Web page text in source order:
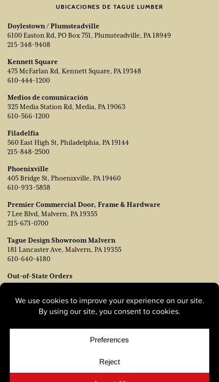
UBICACIONES DE TAGUE LUMBER
Doylestown / Plumsteadville
6100 Easton Rd, PO Box 751, Plumsteadville, PA 18949
215-348-9408
Kennett Square
475 McFarlan Rd, Kennett Square, PA 19348
610-444-1200
Medios de comunicación
325 Media Station Rd, Media, PA 19063
610-566-1200
Filadelfia
560 East High St, Philadelphia, PA 19144
215-848-2500
Phoenixville
405 Bridge St, Phoenixville, PA 19460
610-933-5858
Premier Commercial Door, Frame & Hardware
7 Lee Blvd, Malvern, PA 19355
215-673-0700
Tague Design Showroom Malvern
181 Lancaster Ave, Malvern, PA 19355
610-640-4180
Out-of-State Orders
Póngase en contacto con TJ Vanleer, Vicepresidente de Ventas:
215-778-6463
© Copyright 2026, Tague Lumber. |
Yellow House Design